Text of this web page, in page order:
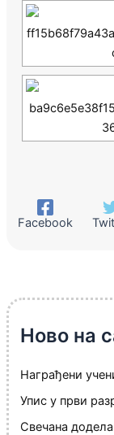
Facebook
Ново на
Награђени
Упис у први
Свечана